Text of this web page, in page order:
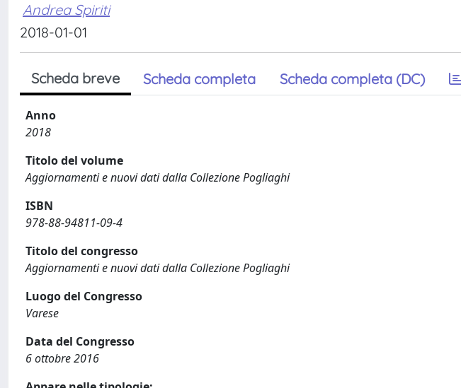
Andrea Spiriti
2018-01-01
Scheda breve Scheda completa Scheda completa (DC)
Anno
2018
Titolo del volume
Aggiornamenti e nuovi dati dalla Collezione Pogliaghi
ISBN
978-88-94811-09-4
Titolo del congresso
Aggiornamenti e nuovi dati dalla Collezione Pogliaghi
Luogo del Congresso
Varese
Data del Congresso
6 ottobre 2016